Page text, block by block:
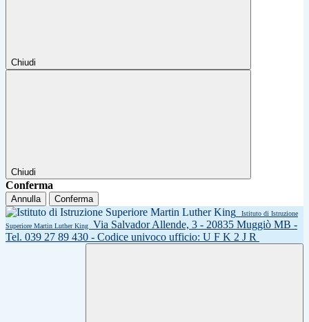
Chiudi
Chiudi
Conferma
Annulla Conferma
Istituto di Istruzione
Superiore Martin Luther King
Via Salvador Allende, 3 - 20835 Muggiò MB -
Tel. 039 27 89 430 - Codice univoco ufficio: U F K 2 J R